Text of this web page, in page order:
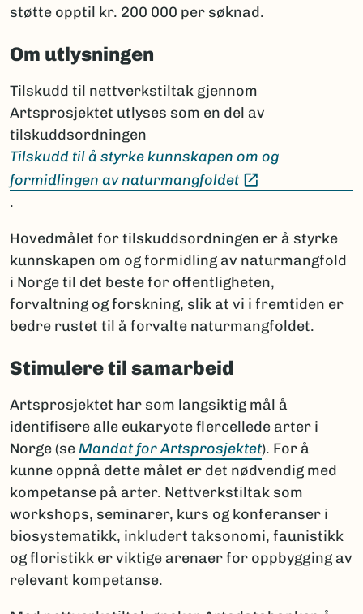
støtte opptil kr. 200 000 per søknad.
Om utlysningen
Tilskudd til nettverkstiltak gjennom
Artsprosjektet utlyses som en del av
tilskuddsordningen
Tilskudd til å styrke kunnskapen om og
formidlingen av naturmangfoldet
.
Hovedmålet for tilskuddsordningen er å styrke
kunnskapen om og formidling av naturmangfold
i Norge til det beste for offentligheten,
forvaltning og forskning, slik at vi i fremtiden er
bedre rustet til å forvalte naturmangfoldet.
Stimulere til samarbeid
Artsprosjektet har som langsiktig mål å
identifisere alle eukaryote flercellede arter i
Norge (seMandat for Artsprosjektet). For å
kunne oppnå dette målet er det nødvendig med
kompetanse på arter. Nettverkstiltak som
workshops, seminarer, kurs og konferanser i
biosystematikk, inkludert taksonomi, faunistikk
og floristikk er viktige arenaer for oppbygging av
relevant kompetanse.